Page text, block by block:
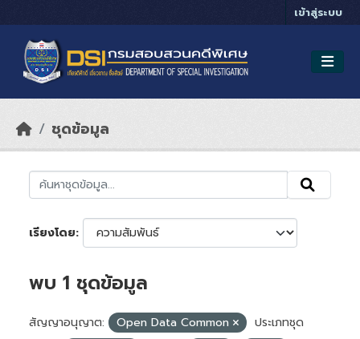
เข้าสู่ระบบ
ชุดข้อมูล
เรียงโดย
พบ 1 ชุดข้อมูล
สัญญาอนุญาต: Open Data Common
ประเภทชุด